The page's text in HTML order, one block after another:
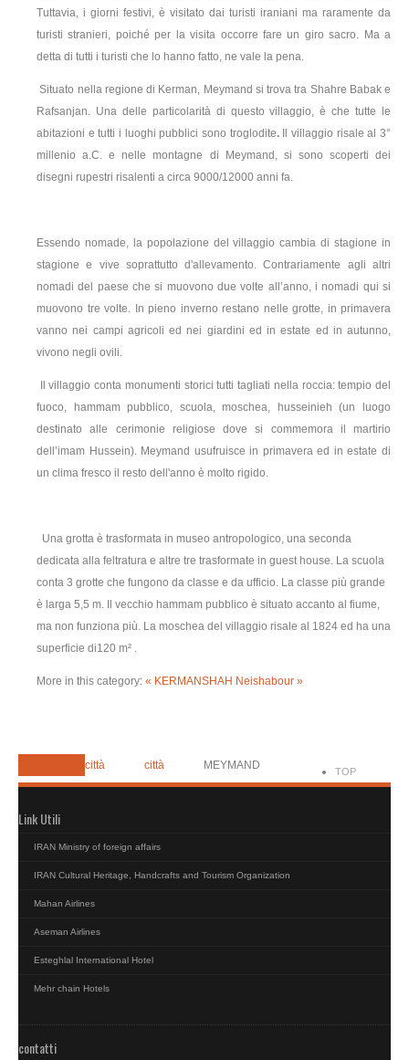
Tuttavia, i giorni festivi, è visitato dai turisti iraniani ma raramente da
turisti stranieri, poiché per la visita occorre fare un giro sacro. Ma a
detta di tutti i turisti che lo hanno fatto, ne vale la pena.
Situato nella regione di Kerman, Meymand si trova tra Shahre Babak e
Rafsanjan. Una delle particolarità di questo villaggio, è che tutte le
abitazioni e tutti i luoghi pubblici sono troglodite.Il villaggio risale al 3°
millenio a.C. e nelle montagne di Meymand, si sono scoperti dei
disegni rupestri risalenti a circa 9000/12000 anni fa.
Essendo nomade, la popolazione del villaggio cambia di stagione in
stagione e vive soprattutto d'allevamento. Contrariamente agli altri
nomadi del paese che si muovono due volte all’anno, i nomadi qui si
muovono tre volte. In pieno inverno restano nelle grotte, in primavera
vanno nei campi agricoli ed nei giardini ed in estate ed in autunno,
vivono negli ovili.
Il villaggio conta monumenti storici tutti tagliati nella roccia: tempio del
fuoco, hammam pubblico, scuola, moschea, husseinieh (un luogo
destinato alle cerimonie religiose dove si commemora il martirio
dell’imam Hussein). Meymand usufruisce in primavera ed in estate di
un clima fresco il resto dell'anno è molto rigido.
Una grotta è trasformata in museo antropologico, una seconda
dedicata alla feltratura e altre tre trasformate in guest house. La scuola
conta 3 grotte che fungono da classe e da ufficio. La classe più grande
è larga 5,5 m. Il vecchio hammam pubblico è situato accanto al fiume,
ma non funziona più. La moschea del villaggio risale al 1824 ed ha una
superficie di120 m² .
More in this category: « KERMANSHAH Neishabour »
città città MEYMAND TOP
Link Utili
IRAN Ministry of foreign affairs
IRAN Cultural Heritage, Handcrafts and Tourism Organization
Mahan Airlines
Aseman Airlines
Esteghlal International Hotel
Mehr chain Hotels
contatti